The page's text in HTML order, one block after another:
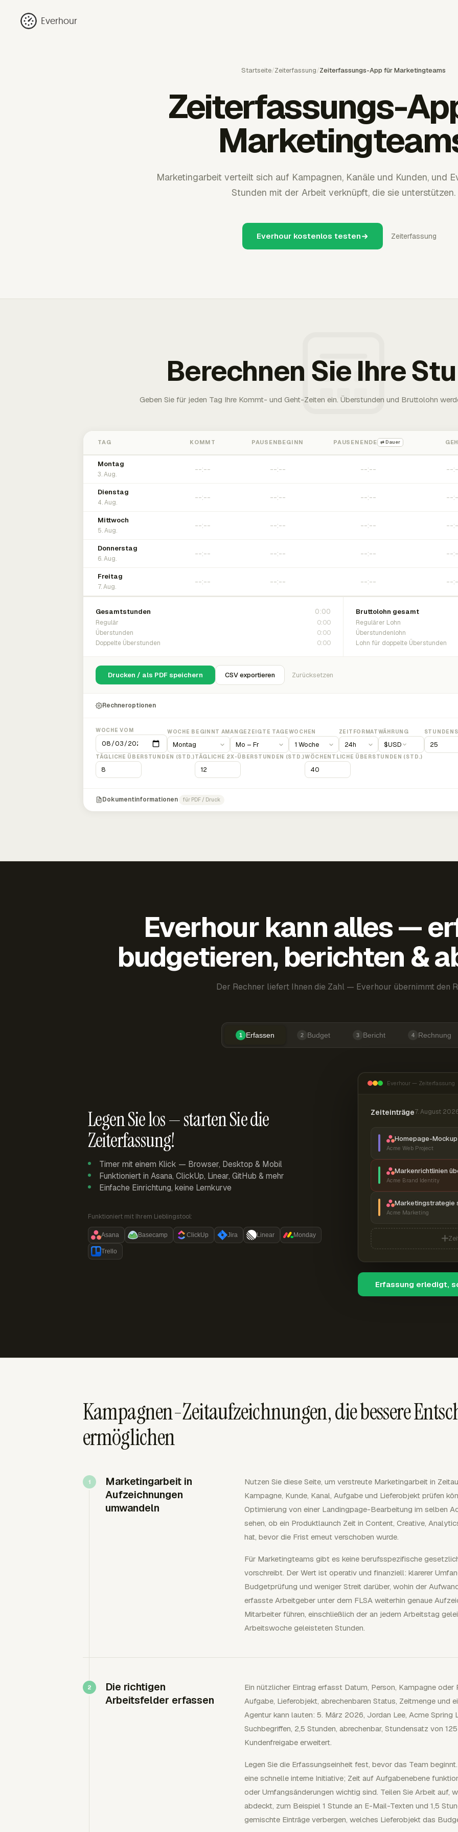
Everhour
Startseite/Zeiterfassung/Zeiterfassungs-App für Marketingteams
Zeiterfassungs-
Marketingarbeit verteilt sich auf Kampagnen, Kanäle und Kunden, und
Stunden mit der Arbeit verknüpft, die sie unterstützen.
Everhour kostenlos testen Zeiterfassung
Berechnen Sie Ihre
Geben Sie für jeden Tag Ihre Kommt- und Geht-Zeiten ein. Überstunden und Bruttolohn
TAG KOMMT PAUSENBEGINN PAUSENENDE ⇄ Dauer
Montag
3. Aug.
Dienstag
4. Aug.
Mittwoch
5. Aug.
Donnerstag
6. Aug.
Freitag
7. Aug.
Gesamtstunden 0:00
Regulär 0:00
Überstunden 0:00
Doppelte Überstunden 0:00
Bruttolohn gesamt
Regulärer Lohn
Überstundenlohn
Lohn für doppelte Überstunden
Drucken / als PDF speichern CSV exportieren Zurücksetzen
Rechneroptionen
WOCHE VOM WOCHE BEGINNT AMANGEZEIGTE TAGEWOCHEN ZEITFORMATWÄHRUNG
$USD
TÄGLICHE ÜBERSTUNDEN (STD.)TÄGLICHE 2X-ÜBERSTUNDEN (STD.)WÖCHENTLICHE ÜBERSTUNDEN (STD.)
Dokumentinformationen für PDF / Druck
Everhour kann alles —
budgetieren, berichten &
Der Rechner liefert Ihnen die Zahl — Everhour übernimmt den
1 Erfassen 2 Budget 3 Bericht 4 Rechnung
Legen Sie los — starten Sie die
Zeiterfassung!
Timer mit einem Klick — Browser, Desktop & Mobil
Funktioniert in Asana, ClickUp, Linear, GitHub & mehr
Einfache Einrichtung, keine Lernkurve
Funktioniert mit Ihrem Lieblingstool:
Asana Basecamp ClickUp Jira Linear Monday
Trello
Everhour — Zeiterfassung
Zeiteinträge7. August
Homepage-
Acme Web Project
Markenrichtlinien
Acme Brand Identity
Marketingstrategie
Acme Marketing
Erfassung erledigt,
Kampagnen-Zeitaufzeichnungen, die bessere
ermöglichen
Marketingarbeit in
Aufzeichnungen
umwandeln
Nutzen Sie diese Seite, um verstreute Marketingarbeit in
Kampagne, Kunde, Kanal, Aufgabe und Lieferobjekt prüfen
Optimierung von einer Landingpage-Bearbeitung im selben
sehen, ob ein Produktlaunch Zeit in Content, Creative,
hat, bevor die Frist erneut verschoben wurde.
Für Marketingteams gibt es keine berufsspezifische
vorschreibt. Der Wert ist operativ und finanziell: klarerer
Budgetprüfung und weniger Streit darüber, wohin der
erfasste Arbeitgeber unter dem FLSA weiterhin genaue
Mitarbeiter führen, einschließlich der an jedem Arbeitstag
Arbeitswoche geleisteten Stunden.
Die richtigen
Arbeitsfelder erfassen
Ein nützlicher Eintrag erfasst Datum, Person, Kampagne
Aufgabe, Lieferobjekt, abrechenbaren Status, Zeitmenge und
Agentur kann lauten: 5. März 2026, Jordan Lee, Acme Spring
Suchbegriffen, 2,5 Stunden, abrechenbar, Stundensatz von
Kundenfreigabe erweitert.
Legen Sie die Erfassungseinheit fest, bevor das Team
eine schnelle interne Initiative; Zeit auf Aufgabenebene
oder Umfangsänderungen wichtig sind. Teilen Sie Arbeit auf,
abdeckt, zum Beispiel 1 Stunde an E-Mail-Texten und 1,5
gemischte Einträge verbergen, welches Lieferobjekt das